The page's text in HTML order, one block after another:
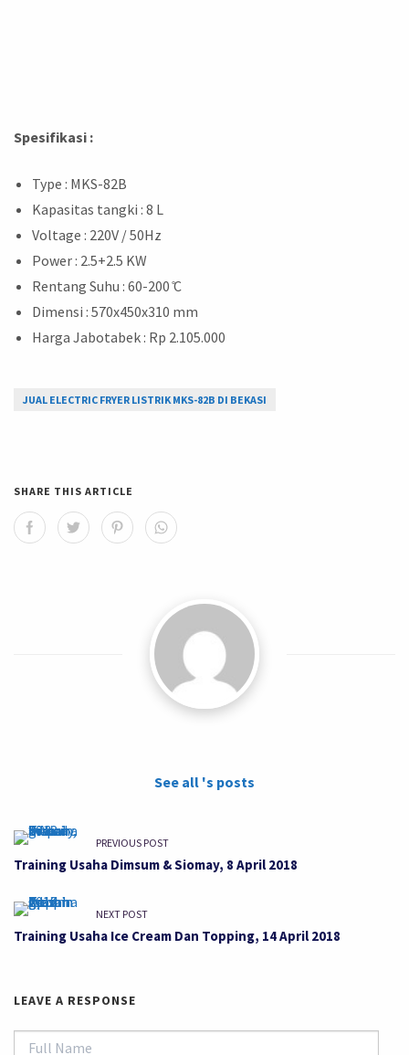
Spesifikasi :
Type : MKS-82B
Kapasitas tangki : 8 L
Voltage : 220V / 50Hz
Power : 2.5+2.5 KW
Rentang Suhu : 60-200 ̊C
Dimensi : 570x450x310 mm
Harga Jabotabek : Rp 2.105.000
JUAL ELECTRIC FRYER LISTRIK MKS-82B DI BEKASI
SHARE THIS ARTICLE
See all 's posts
PREVIOUS POST
Training Usaha Dimsum & Siomay, 8 April 2018
NEXT POST
Training Usaha Ice Cream Dan Topping, 14 April 2018
LEAVE A RESPONSE